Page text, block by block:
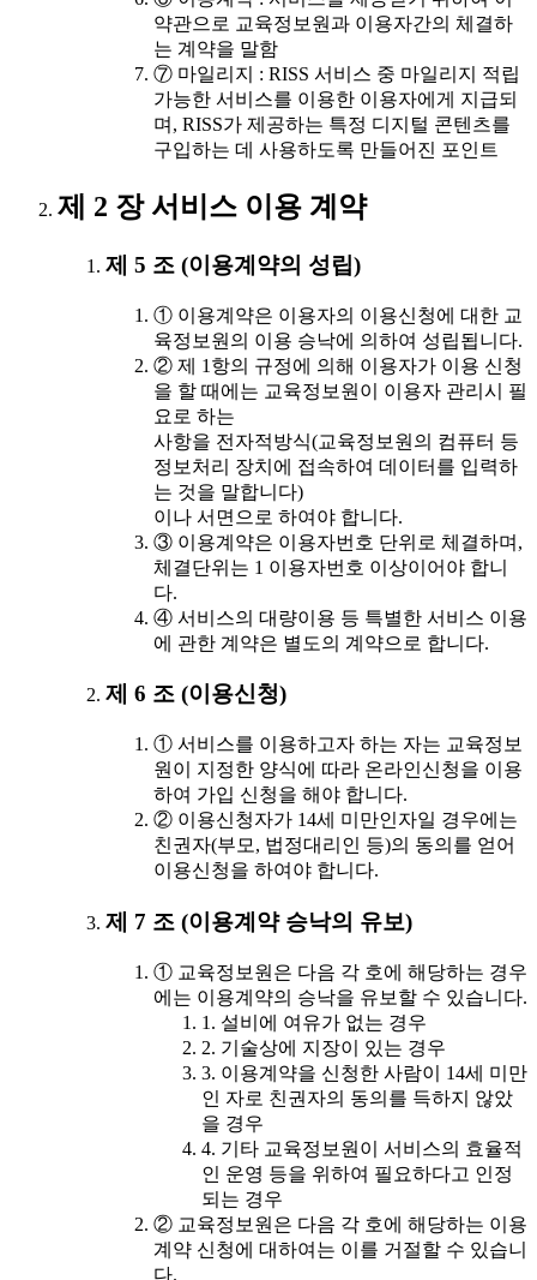
약관으로 교육정보원과 이용자간의 체결하
는 계약을 말함
⑦ 마일리지 : RISS 서비스 중 마일리지 적립
가능한 서비스를 이용한 이용자에게 지급되
며, RISS가 제공하는 특정 디지털 콘텐츠를
구입하는 데 사용하도록 만들어진 포인트
제 2 장 서비스 이용 계약
제 5 조 (이용계약의 성립)
① 이용계약은 이용자의 이용신청에 대한 교
육정보원의 이용 승낙에 의하여 성립됩니다.
② 제 1항의 규정에 의해 이용자가 이용 신청
을 할 때에는 교육정보원이 이용자 관리시 필
요로 하는
사항을 전자적방식(교육정보원의 컴퓨터 등
정보처리 장치에 접속하여 데이터를 입력하
는 것을 말합니다)
이나 서면으로 하여야 합니다.
③ 이용계약은 이용자번호 단위로 체결하며,
체결단위는 1 이용자번호 이상이어야 합니
다.
④ 서비스의 대량이용 등 특별한 서비스 이용
에 관한 계약은 별도의 계약으로 합니다.
제 6 조 (이용신청)
① 서비스를 이용하고자 하는 자는 교육정보
원이 지정한 양식에 따라 온라인신청을 이용
하여 가입 신청을 해야 합니다.
② 이용신청자가 14세 미만인자일 경우에는
친권자(부모, 법정대리인 등)의 동의를 얻어
이용신청을 하여야 합니다.
제 7 조 (이용계약 승낙의 유보)
① 교육정보원은 다음 각 호에 해당하는 경우
에는 이용계약의 승낙을 유보할 수 있습니다.
1. 설비에 여유가 없는 경우
2. 기술상에 지장이 있는 경우
3. 이용계약을 신청한 사람이 14세 미만
인 자로 친권자의 동의를 득하지 않았
을 경우
4. 기타 교육정보원이 서비스의 효율적
인 운영 등을 위하여 필요하다고 인정
되는 경우
② 교육정보원은 다음 각 호에 해당하는 이용
계약 신청에 대하여는 이를 거절할 수 있습니
다.